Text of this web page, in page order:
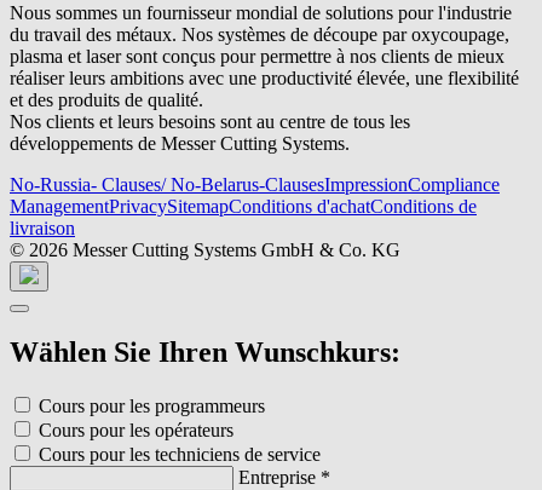
Nous sommes un fournisseur mondial de solutions pour l'industrie
du travail des métaux. Nos systèmes de découpe par oxycoupage,
plasma et laser sont conçus pour permettre à nos clients de mieux
réaliser leurs ambitions avec une productivité élevée, une flexibilité
et des produits de qualité.
Nos clients et leurs besoins sont au centre de tous les
développements de Messer Cutting Systems.
No-Russia- Clauses/ No-Belarus-ClausesImpressionCompliance
ManagementPrivacySitemapConditions d'achatConditions de
livraison
© 2026 Messer Cutting Systems GmbH & Co. KG
Wählen Sie Ihren Wunschkurs:
Cours pour les programmeurs
Cours pour les opérateurs
Cours pour les techniciens de service
Entreprise *